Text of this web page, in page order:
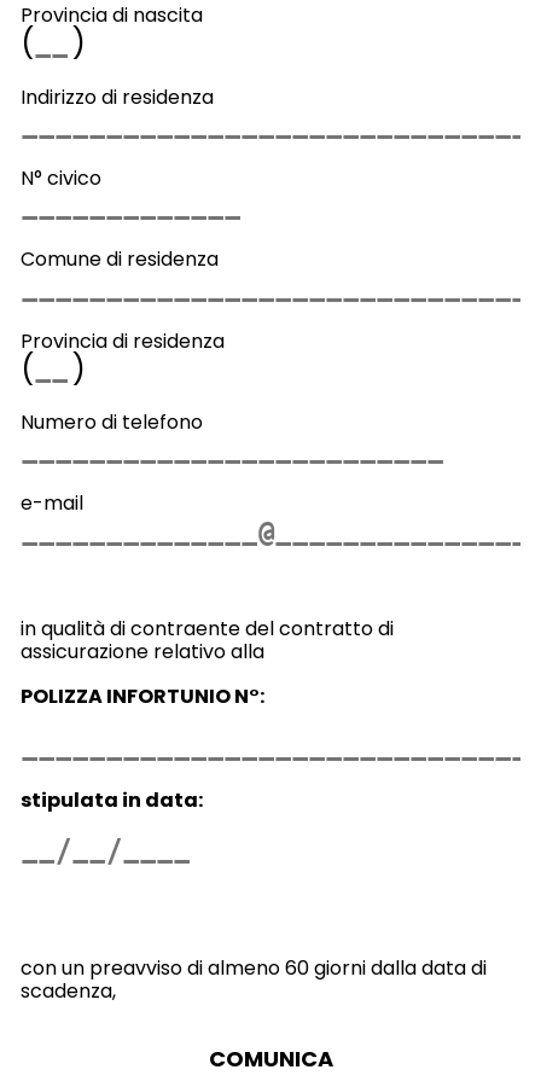
Provincia di nascita
( )
Indirizzo di residenza
N° civico
Comune di residenza
Provincia di residenza
( )
Numero di telefono
e-mail
in qualità di contraente del contratto di
assicurazione relativo alla
POLIZZA INFORTUNIO N°:
stipulata in data:
con un preavviso di almeno 60 giorni dalla data di
scadenza,
COMUNICA